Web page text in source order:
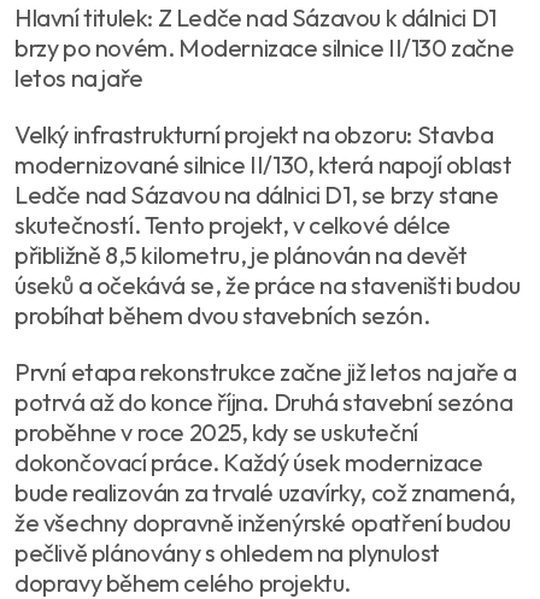
Hlavní titulek: Z Ledče nad Sázavou k dálnici D1
brzy po novém. Modernizace silnice II/130 začne
letos na jaře
Velký infrastrukturní projekt na obzoru: Stavba
modernizované silnice II/130, která napojí oblast
Ledče nad Sázavou na dálnici D1, se brzy stane
skutečností. Tento projekt, v celkové délce
přibližně 8,5 kilometru, je plánován na devět
úseků a očekává se, že práce na staveništi budou
probíhat během dvou stavebních sezón.
První etapa rekonstrukce začne již letos na jaře a
potrvá až do konce října. Druhá stavební sezóna
proběhne v roce 2025, kdy se uskuteční
dokončovací práce. Každý úsek modernizace
bude realizován za trvalé uzavírky, což znamená,
že všechny dopravně inženýrské opatření budou
pečlivě plánovány s ohledem na plynulost
dopravy během celého projektu.